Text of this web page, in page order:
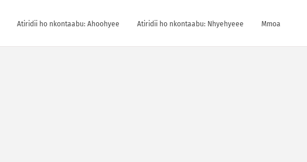
Atiridii ho nkontaabu: Ahoohyee Atiridii ho nkontaabu: Nhyehyeee Mmoa